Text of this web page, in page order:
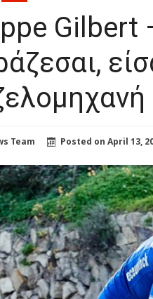
Gilbert
Team Posted on April 13,